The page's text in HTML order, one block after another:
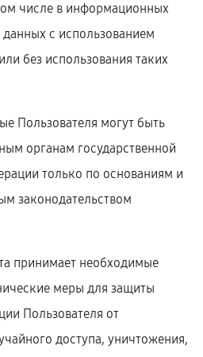
числе в информационных
с использованием
без использования таких
Пользователя могут быть
органам государственной
только по основаниям и
законодательством
принимает необходимые
меры для защиты
Пользователя от
доступа, уничтожения,